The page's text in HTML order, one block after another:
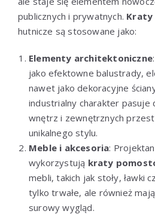
publicznych i prywatnych. Kraty
hutnicze są stosowane jako:
Elementy architektoniczne
jako efektowne balustrady,
nawet jako dekoracyjne
industrialny charakter pasuje
wnętrz i zewnętrznych
unikalnego stylu.
Meble i akcesoria:
wykorzystują kraty
mebli, takich jak stoły, ławki
tylko trwałe, ale również
surowy wygląd.